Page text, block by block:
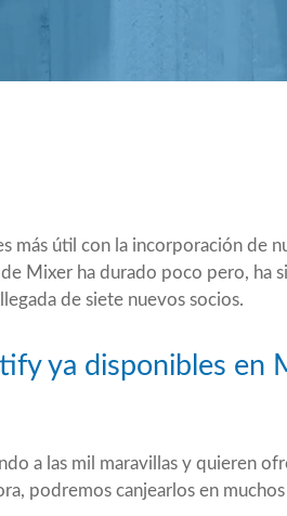
más útil con la incorporación de
Mixer ha durado poco pero, ha
de siete nuevos socios.
ya disponibles en
a las mil maravillas y quieren
podremos canjearlos en